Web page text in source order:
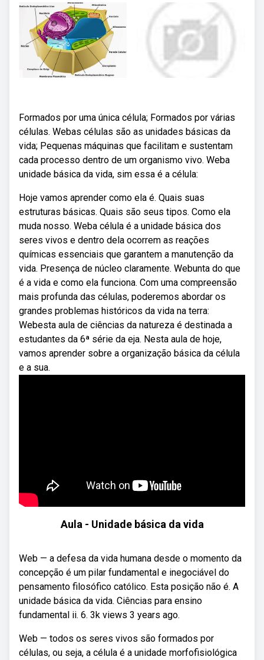
Formados por uma única célula; Formados por várias
células. Webas células são as unidades básicas da
vida; Pequenas máquinas que facilitam e sustentam
cada processo dentro de um organismo vivo. Weba
unidade básica da vida, sim essa é a célula:
Hoje vamos aprender como ela é. Quais suas
estruturas básicas. Quais são seus tipos. Como ela
muda nosso. Weba célula é a unidade básica dos
seres vivos e dentro dela ocorrem as reações
químicas essenciais que garantem a manutenção da
vida. Presença de núcleo claramente. Webunta do que
é a vida e como ela funciona. Com uma compreensão
mais profunda das células, poderemos abordar os
grandes problemas históricos da vida na terra:
Webesta aula de ciências da natureza é destinada a
estudantes da 6ª série da eja. Nesta aula de hoje,
vamos aprender sobre a organização básica da célula
e a sua.
Aula - Unidade básica da vida
Web — a defesa da vida humana desde o momento da
concepção é um pilar fundamental e inegociável do
pensamento filosófico católico. Esta posição não é. A
unidade básica da vida. Ciências para ensino
fundamental ii. 6. 3k views 3 years ago.
Web — todos os seres vivos são formados por
células, ou seja, a célula é a unidade morfofisiológica